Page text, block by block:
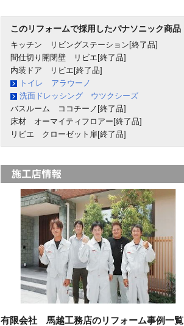
このリフォームで採用したパナソニック商品
キッチン リビングステーション[終了品]
間仕切り開閉壁 リビエ[終了品]
内装ドア リビエ[終了品]
トイレ アラウーノ
洗面ドレッシング ウツクシーズ
バスルーム ココチーノ[終了品]
床材 オーマイティフロアー[終了品]
リビエ クローゼット扉[終了品]
有限会社 馬越工務店のリフォーム事例一覧